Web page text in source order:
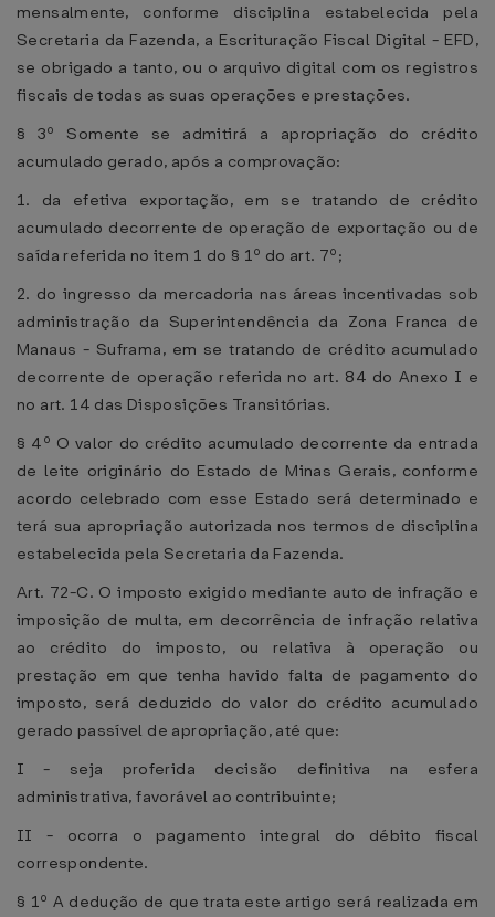
mensalmente, conforme disciplina estabelecida pela
Secretaria da Fazenda, a Escrituração Fiscal Digital - EFD,
se obrigado a tanto, ou o arquivo digital com os registros
fiscais de todas as suas operações e prestações.
§ 3º Somente se admitirá a apropriação do crédito
acumulado gerado, após a comprovação:
1. da efetiva exportação, em se tratando de crédito
acumulado decorrente de operação de exportação ou de
saída referida no item 1 do § 1º do art. 7º;
2. do ingresso da mercadoria nas áreas incentivadas sob
administração da Superintendência da Zona Franca de
Manaus - Suframa, em se tratando de crédito acumulado
decorrente de operação referida no art. 84 do Anexo I e
no art. 14 das Disposições Transitórias.
§ 4º O valor do crédito acumulado decorrente da entrada
de leite originário do Estado de Minas Gerais, conforme
acordo celebrado com esse Estado será determinado e
terá sua apropriação autorizada nos termos de disciplina
estabelecida pela Secretaria da Fazenda.
Art. 72-C. O imposto exigido mediante auto de infração e
imposição de multa, em decorrência de infração relativa
ao crédito do imposto, ou relativa à operação ou
prestação em que tenha havido falta de pagamento do
imposto, será deduzido do valor do crédito acumulado
gerado passível de apropriação, até que:
I - seja proferida decisão definitiva na esfera
administrativa, favorável ao contribuinte;
II - ocorra o pagamento integral do débito fiscal
correspondente.
§ 1º A dedução de que trata este artigo será realizada em